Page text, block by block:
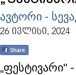
ავტორი -
26 ივლისი, 2024
„ფესტივარი" -